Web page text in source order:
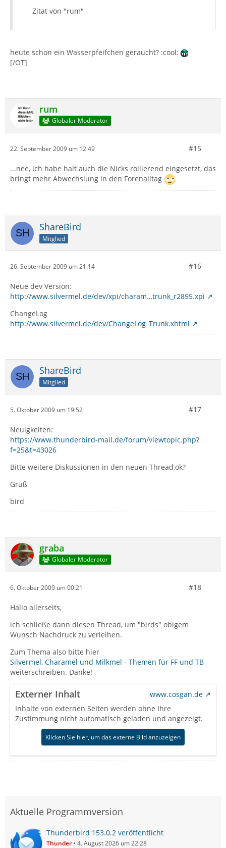
Zitat von "rum"
heute schon ein Wasserpfeifchen geraucht? :cool:
[/OT]
rum
Globaler Moderator
22. September 2009 um 12:49 #15
...nee, ich habe halt auch die Nicks rollierend eingesetzt, das
bringt mehr Abwechslung in den Forenalltag
ShareBird
Mitglied
26. September 2009 um 21:14 #16
Neue dev Version:
http://www.silvermel.de/dev/xpi/charam…trunk_r2895.xpi
ChangeLog
http://www.silvermel.de/dev/ChangeLog_Trunk.xhtml
ShareBird
Mitglied
5. Oktober 2009 um 19:52 #17
Neuigkeiten:
https://www.thunderbird-mail.de/forum/viewtopic.php?
f=25&t=43026
Bitte weitere Diskussionen in den neuen Thread,ok?
Gruß
bird
graba
Globaler Moderator
6. Oktober 2009 um 00:21 #18
Hallo allerseits,
ich schließe dann diesen Thread, um "birds" obigem
Wunsch Nachdruck zu verleihen.
Zum Thema also bitte hier
Silvermel, Charamel und Milkmel - Themen für FF und TB
weiterschreiben. Danke!
Externer Inhalt
www.cosgan.de
Inhalte von externen Seiten werden ohne Ihre
Zustimmung nicht automatisch geladen und angezeigt.
Klicken Sie hier, um das externe Bild anzuzeigen
Aktuelle Programmversion
Thunderbird 153.0.2 veröffentlicht
Thunder 4. August 2026 um 22:28